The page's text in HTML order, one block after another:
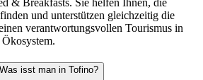
& Breakfasts. Sie helfen Ihnen, die
und unterstützen gleichzeitig die
verantwortungsvollen Tourismus in
isst man in Tofino?